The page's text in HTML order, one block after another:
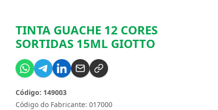
TINTA GUACHE 12 CORES
SORTIDAS 15ML GIOTTO
Código do Fabricante: 017000
Código: 149003